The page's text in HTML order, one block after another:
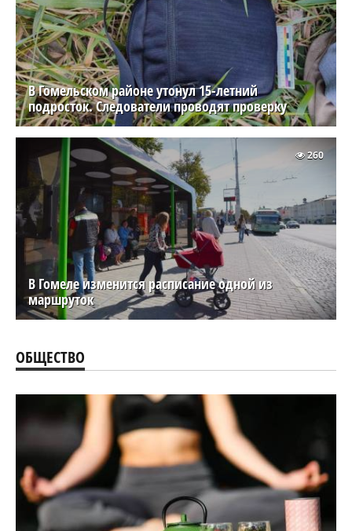
В Гомельском районе утонул 15-летний
подросток. Следователи проводят проверку
В Гомеле изменится расписание одной из
маршруток
260
ОБЩЕСТВО